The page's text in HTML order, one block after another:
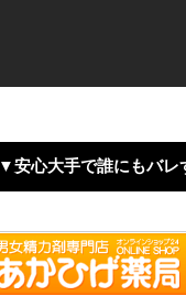
▼安心大手で誰にもバレ